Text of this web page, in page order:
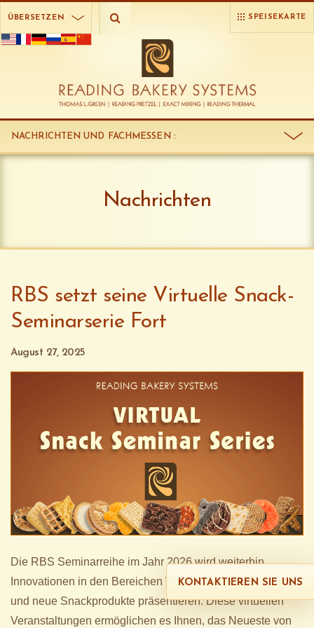
ÜBERSETZEN SPEISEKARTE
NACHRICHTEN UND FACHMESSEN :
Nachrichten
RBS setzt seine Virtuelle Snack-
Seminarserie Fort
August 27, 2025
Die RBS Seminarreihe im Jahr 2026 wird weiterhin
Innovationen in den Bereichen Verarbeitungstechnologien
und neue Snackprodukte präsentieren. Diese virtuellen
Veranstaltungen ermöglichen es Ihnen, das Neueste von
KONTAKTIEREN SIE UNS